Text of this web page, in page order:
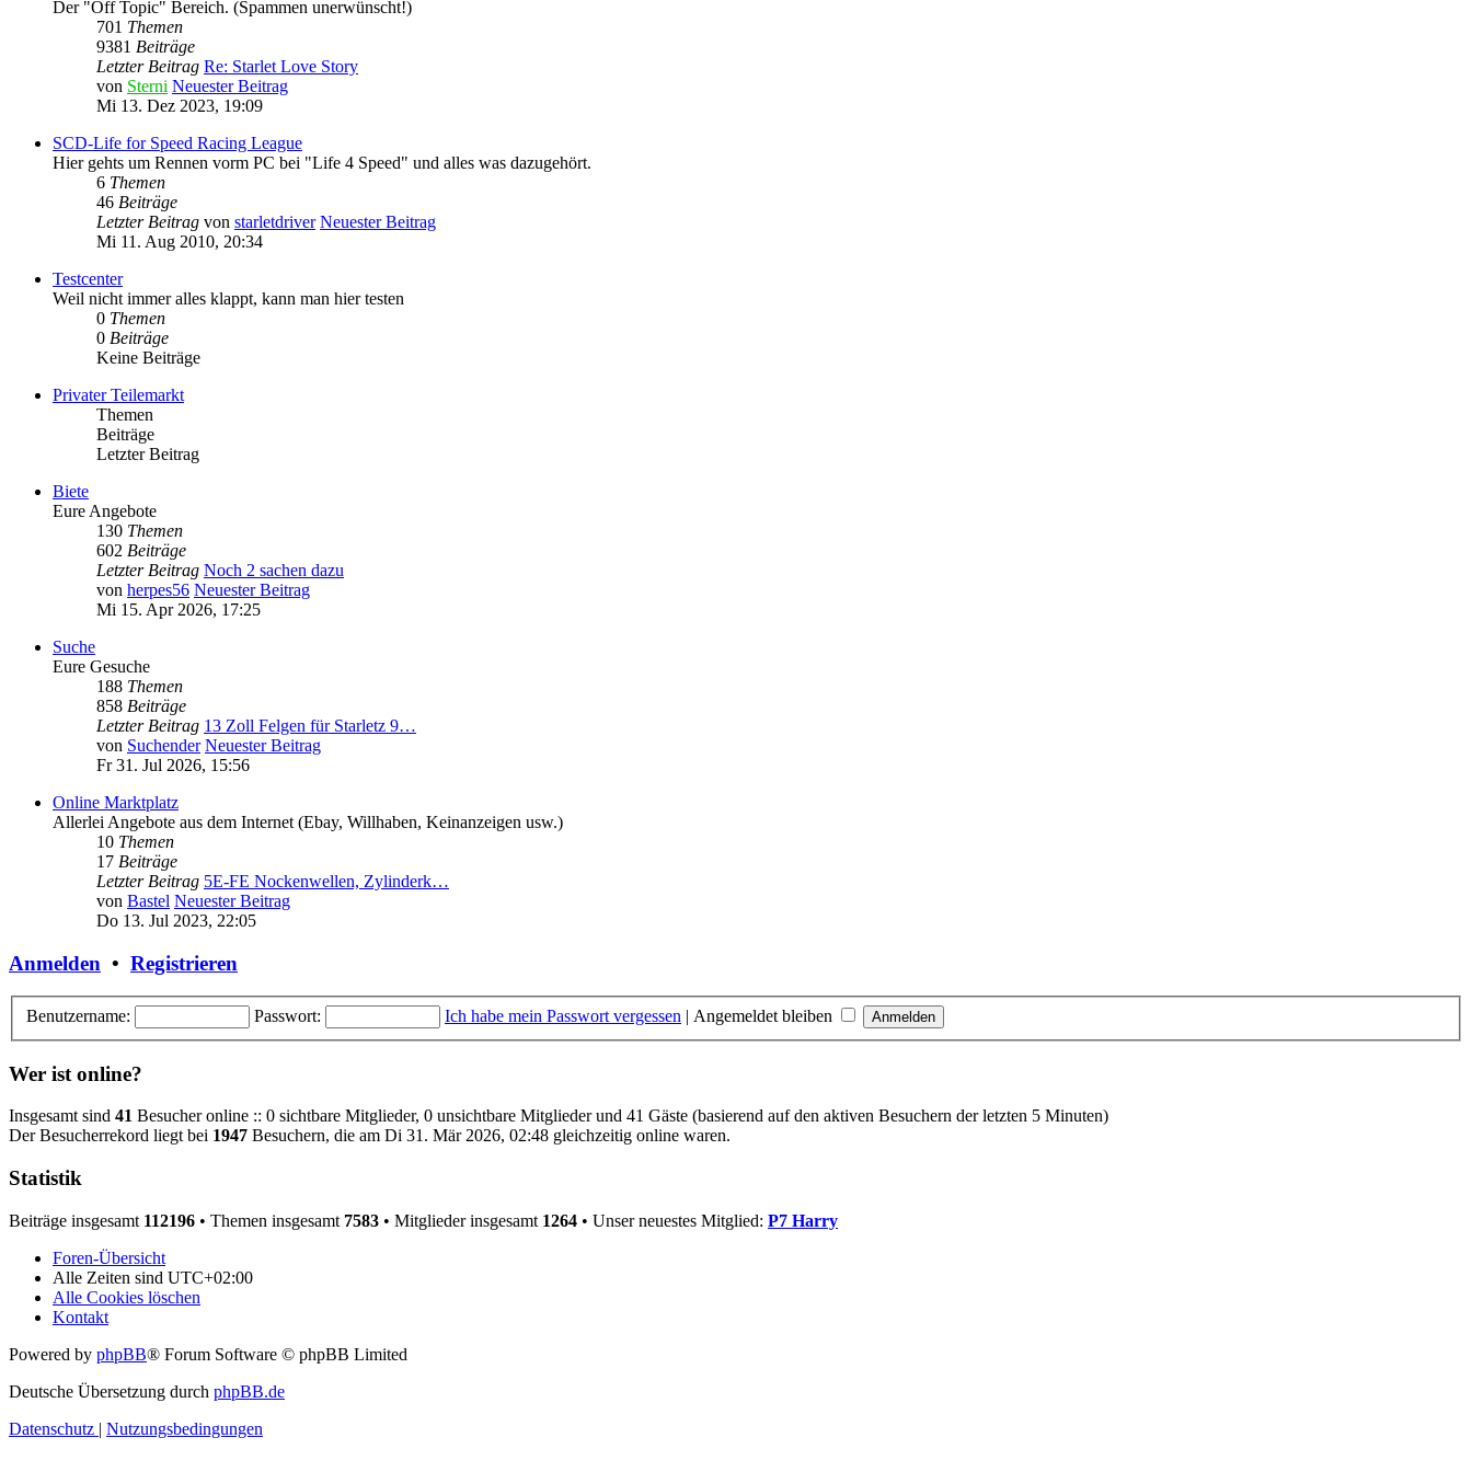
Der "Off Topic" Bereich. (Spammen unerwünscht!)
701 Themen
9381 Beiträge
Letzter Beitrag Re: Starlet Love Story
von Sterni Neuester Beitrag
Mi 13. Dez 2023, 19:09
SCD-Life for Speed Racing League
Hier gehts um Rennen vorm PC bei "Life 4 Speed" und alles was dazugehört.
6 Themen
46 Beiträge
Letzter Beitrag von starletdriver Neuester Beitrag
Mi 11. Aug 2010, 20:34
Testcenter
Weil nicht immer alles klappt, kann man hier testen
0 Themen
0 Beiträge
Keine Beiträge
Privater Teilemarkt
Themen
Beiträge
Letzter Beitrag
Biete
Eure Angebote
130 Themen
602 Beiträge
Letzter Beitrag Noch 2 sachen dazu
von herpes56 Neuester Beitrag
Mi 15. Apr 2026, 17:25
Suche
Eure Gesuche
188 Themen
858 Beiträge
Letzter Beitrag 13 Zoll Felgen für Starletz 9…
von Suchender Neuester Beitrag
Fr 31. Jul 2026, 15:56
Online Marktplatz
Allerlei Angebote aus dem Internet (Ebay, Willhaben, Keinanzeigen usw.)
10 Themen
17 Beiträge
Letzter Beitrag 5E-FE Nockenwellen, Zylinderk…
von Bastel Neuester Beitrag
Do 13. Jul 2023, 22:05
Anmelden • Registrieren
Benutzername: Passwort: Ich habe mein Passwort vergessen | Angemeldet bleiben
Wer ist online?
Insgesamt sind 41 Besucher online :: 0 sichtbare Mitglieder, 0 unsichtbare Mitglieder und 41 Gäste (basierend auf den aktiven Besuchern der letzten 5 Minuten)
Der Besucherrekord liegt bei 1947 Besuchern, die am Di 31. Mär 2026, 02:48 gleichzeitig online waren.
Statistik
Beiträge insgesamt 112196 • Themen insgesamt 7583 • Mitglieder insgesamt 1264 • Unser neuestes Mitglied: P7 Harry
Foren-Übersicht
Alle Zeiten sind UTC+02:00
Alle Cookies löschen
Kontakt
Powered by phpBB® Forum Software © phpBB Limited
Deutsche Übersetzung durch phpBB.de
Datenschutz | Nutzungsbedingungen